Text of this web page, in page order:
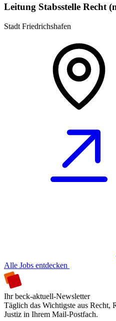
Leitung Stabsstelle Recht
Stadt Friedrichshafen
Alle Jobs entdecken
Ihr beck-aktuell-Newsletter
Täglich das Wichtigste aus Recht,
Justiz in Ihrem Mail-Postfach.